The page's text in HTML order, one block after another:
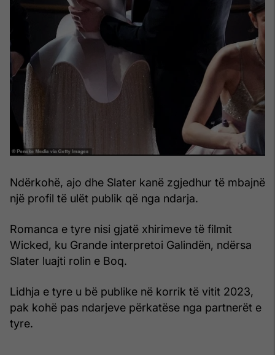
Ndërkohë, ajo dhe Slater kanë zgjedhur të mbajnë
një profil të ulët publik që nga ndarja.
Romanca e tyre nisi gjatë xhirimeve të filmit
Wicked, ku Grande interpretoi Galindën, ndërsa
Slater luajti rolin e Boq.
Lidhja e tyre u bë publike në korrik të vitit 2023,
pak kohë pas ndarjeve përkatëse nga partnerët e
tyre.